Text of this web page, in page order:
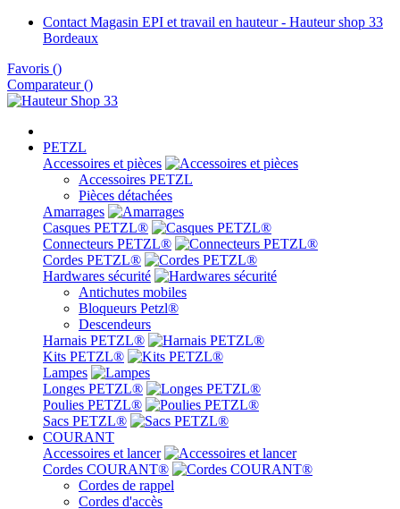
Contact Magasin EPI et travail en hauteur - Hauteur shop 33
Bordeaux
Favoris ()
Comparateur ()
PETZL
Accessoires et pièces
Accessoires PETZL
Pièces détachées
Amarrages
Casques PETZL®
Connecteurs PETZL®
Cordes PETZL®
Hardwares sécurité
Antichutes mobiles
Bloqueurs Petzl®
Descendeurs
Harnais PETZL®
Kits PETZL®
Lampes
Longes PETZL®
Poulies PETZL®
Sacs PETZL®
COURANT
Accessoires et lancer
Cordes COURANT®
Cordes de rappel
Cordes d'accès